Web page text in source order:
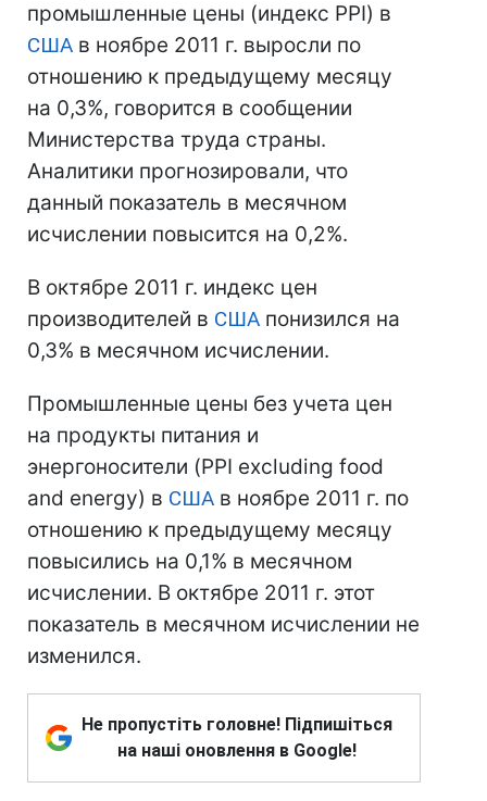
промышленные цены (индекс PPI) в
США в ноябре 2011 г. выросли по
отношению к предыдущему месяцу
на 0,3%, говорится в сообщении
Министерства труда страны.
Аналитики прогнозировали, что
данный показатель в месячном
исчислении повысится на 0,2%.
В октябре 2011 г. индекс цен
производителей в США понизился на
0,3% в месячном исчислении.
Промышленные цены без учета цен
на продукты питания и
энергоносители (PPI excluding food
and energy) в США в ноябре 2011 г. по
отношению к предыдущему месяцу
повысились на 0,1% в месячном
исчислении. В октябре 2011 г. этот
показатель в месячном исчислении не
изменился.
Не пропустіть головне! Підпишіться
на наші оновлення в Google!